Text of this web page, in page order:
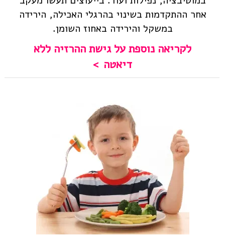
אחר ההתקדמות בשינוי בהרגלי האכילה, הירידה
במשקל והירידה באחוז השומן.
לקריאה נוספת על גישת ההרזיה ללא
דיאטה